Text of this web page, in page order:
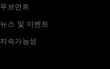
무브먼트
뉴스 및 이벤트
지속가능성